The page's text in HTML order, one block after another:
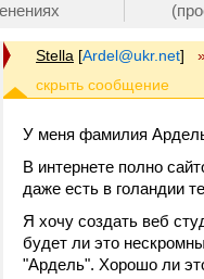
Stella [Ardel@ukr.net]
У меня фамилия
В интернете полно
даже есть в голандии
Я хочу создать веб
будет ли это
"Ардель". Хорошо ли